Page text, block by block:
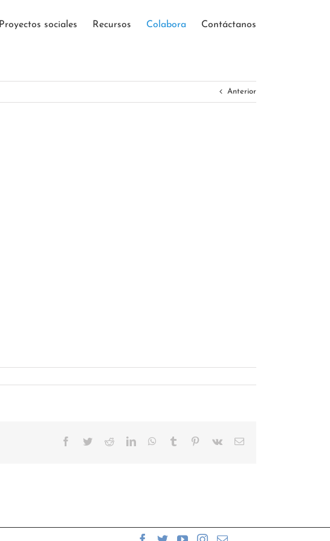
Proyectos sociales Recursos Colabora Contáctanos
Anterior
Facebook
TwitterRedditLinkedInWhatsApp
Tumblr Pinterest
Vk
Correo